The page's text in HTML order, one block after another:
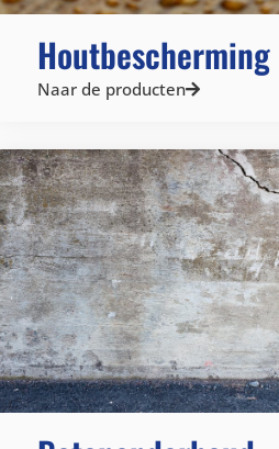
Houtbescherming
Naar de producten